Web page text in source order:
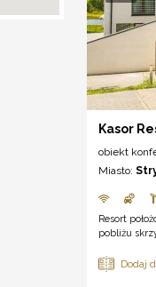
Kasor
obiekt
Miasto:
Resort
pobliżu